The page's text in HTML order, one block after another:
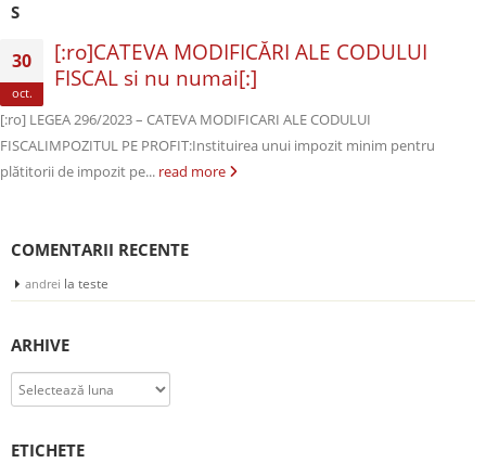
S
30
oct.
[:ro]CATEVA MODIFICĂRI ALE CODULUI
FISCAL si nu numai[:]
[:ro] LEGEA 296/2023 – CATEVA MODIFICARI ALE CODULUI
FISCALIMPOZITUL PE PROFIT:Instituirea unui impozit minim pentru
plătitorii de impozit pe... read more
COMENTARII RECENTE
andrei la teste
ARHIVE
Arhive
ETICHETE